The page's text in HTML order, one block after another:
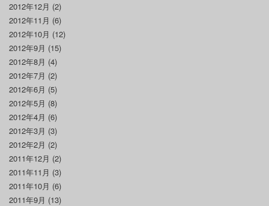
2012年12月 (2)
2012年11月 (6)
2012年10月 (12)
2012年9月 (15)
2012年8月 (4)
2012年7月 (2)
2012年6月 (5)
2012年5月 (8)
2012年4月 (6)
2012年3月 (3)
2012年2月 (2)
2011年12月 (2)
2011年11月 (3)
2011年10月 (6)
2011年9月 (13)